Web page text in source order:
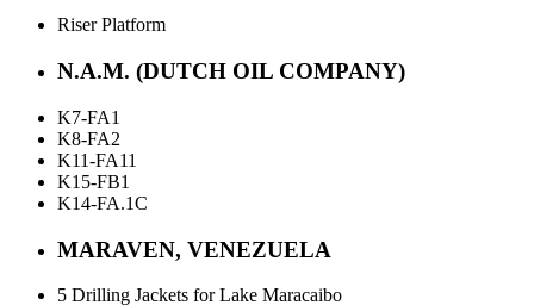
Riser Platform
N.A.M. (DUTCH OIL COMPANY)
K7-FA1
K8-FA2
K11-FA11
K15-FB1
K14-FA.1C
MARAVEN, VENEZUELA
5 Drilling Jackets for Lake Maracaibo